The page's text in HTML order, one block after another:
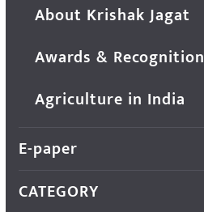
About Krishak Jagat
Awards & Recognition
Agriculture in India
E-paper
CATEGORY